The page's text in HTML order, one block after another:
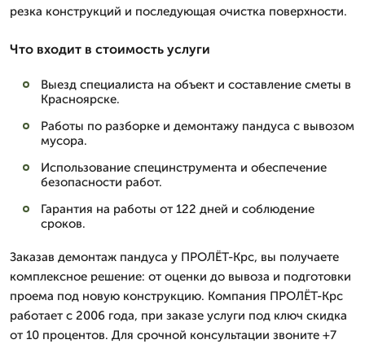
резка конструкций и последующая очистка поверхности.
Что входит в стоимость услуги
Выезд специалиста на объект и составление сметы в
Красноярске.
Работы по разборке и демонтажу пандуса с вывозом
мусора.
Использование специнструмента и обеспечение
безопасности работ.
Гарантия на работы от 122 дней и соблюдение
сроков.
Заказав демонтаж пандуса у ПРОЛЁТ-Крс, вы получаете
комплексное решение: от оценки до вывоза и подготовки
проема под новую конструкцию. Компания ПРОЛЁТ-Крс
работает с 2006 года, при заказе услуги под ключ скидка
от 10 процентов. Для срочной консультации звоните +7